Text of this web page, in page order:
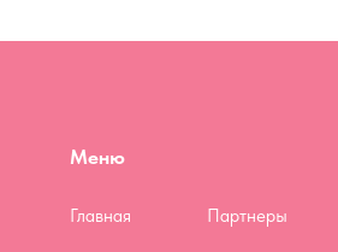
Меню
Главная Партнеры